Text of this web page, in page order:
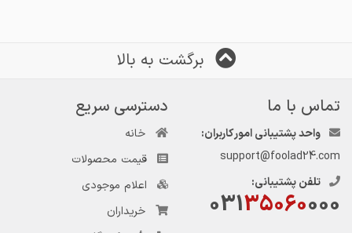
برگشت به بالا
تماس با ما
واحد پشتیبانی امور کاربران:
support@foolad24.com
تلفن پشتیبانی:
03135060000
دسترسی سریع
خانه
قیمت محصولات
اعلام موجودی
خریداران